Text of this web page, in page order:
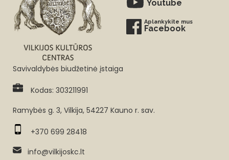
Youtube
Aplankykite mus
Facebook
Savivaldybės biudžetinė įstaiga
Kodas: 303211991
Ramybės g. 3, Vilkija, 54227 Kauno r. sav.
+370 699 28418
info@vilkijoskc.lt